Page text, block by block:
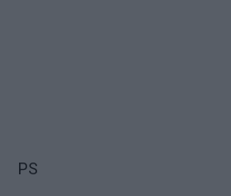
PS